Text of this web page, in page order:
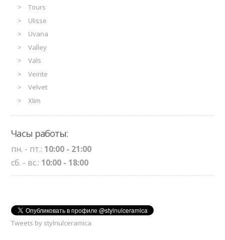
Tours
Ulisse
Uvana
Valley
Vals
Veinte
Velvet
Xlim
Часы работы:
пн. - пт.: 10:00 - 21:00
сб. - вс.: 10:00 - 18:00
Tweets by stylnulceramica